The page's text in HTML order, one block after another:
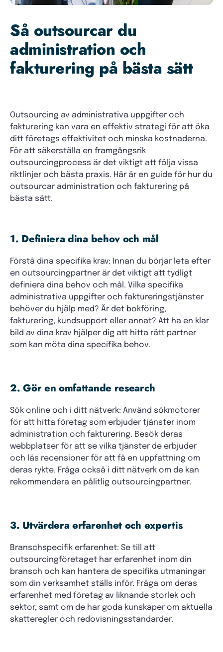
Så outsourcar du
administration och
fakturering på bästa sätt
Outsourcing av administrativa uppgifter och
fakturering kan vara en effektiv strategi för att öka
ditt företags effektivitet och minska kostnaderna.
För att säkerställa en framgångsrik
outsourcingprocess är det viktigt att följa vissa
riktlinjer och bästa praxis. Här är en guide för hur du
outsourcar administration och fakturering på
bästa sätt.
1. Definiera dina behov och mål
Förstå dina specifika krav: Innan du börjar leta efter
en outsourcingpartner är det viktigt att tydligt
definiera dina behov och mål. Vilka specifika
administrativa uppgifter och faktureringstjänster
behöver du hjälp med? Är det bokföring,
fakturering, kundsupport eller annat? Att ha en klar
bild av dina krav hjälper dig att hitta rätt partner
som kan möta dina specifika behov.
2. Gör en omfattande research
Sök online och i ditt nätverk: Använd sökmotorer
för att hitta företag som erbjuder tjänster inom
administration och fakturering. Besök deras
webbplatser för att se vilka tjänster de erbjuder
och läs recensioner för att få en uppfattning om
deras rykte. Fråga också i ditt nätverk om de kan
rekommendera en pålitlig outsourcingpartner.
3. Utvärdera erfarenhet och expertis
Branschspecifik erfarenhet: Se till att
outsourcingföretaget har erfarenhet inom din
bransch och kan hantera de specifika utmaningar
som din verksamhet ställs inför. Fråga om deras
erfarenhet med företag av liknande storlek och
sektor, samt om de har goda kunskaper om aktuella
skatteregler och redovisningsstandarder.